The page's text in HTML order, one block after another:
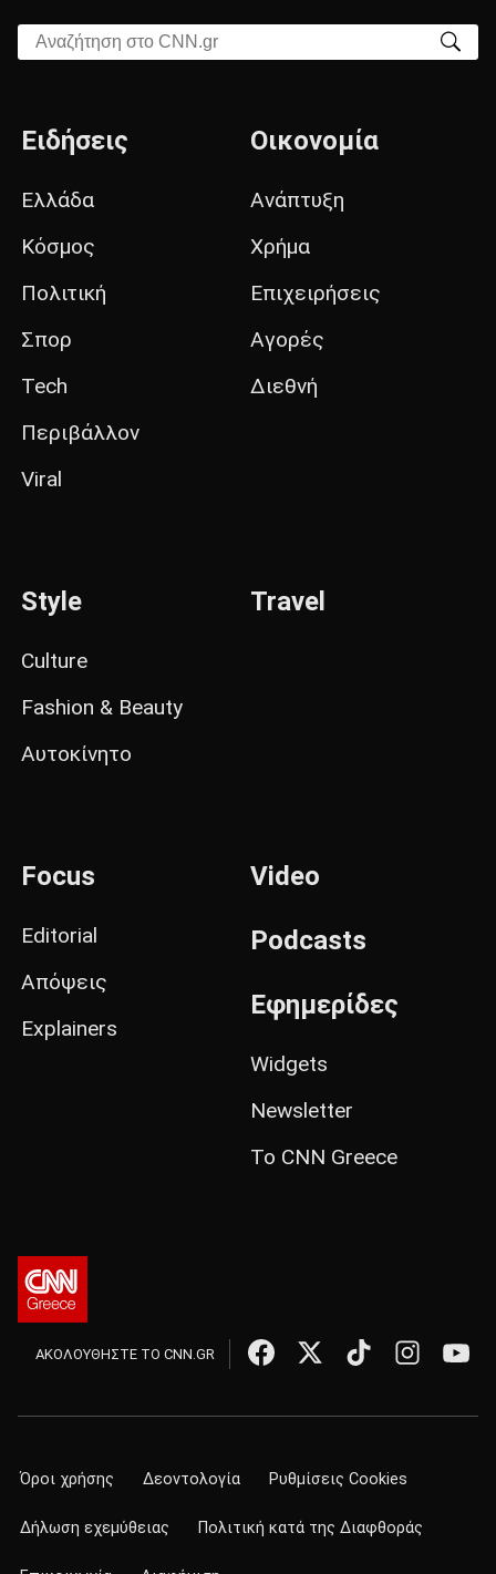
Αναζήτηση στο CNN.gr
Ειδήσεις
Ελλάδα
Κόσμος
Πολιτική
Σπορ
Tech
Περιβάλλον
Viral
Οικονομία
Ανάπτυξη
Χρήμα
Επιχειρήσεις
Αγορές
Διεθνή
Style
Culture
Fashion & Beauty
Αυτοκίνητο
Travel
Focus
Editorial
Απόψεις
Explainers
Video
Podcasts
Εφημερίδες
Widgets
Newsletter
Το CNN Greece
ΑΚΟΛΟΥΘΗΣΤΕ ΤΟ CNN.GR
Όροι χρήσης Δεοντολογία Ρυθμίσεις Cookies
Δήλωση εχεμύθειας Πολιτική κατά της Διαφθοράς